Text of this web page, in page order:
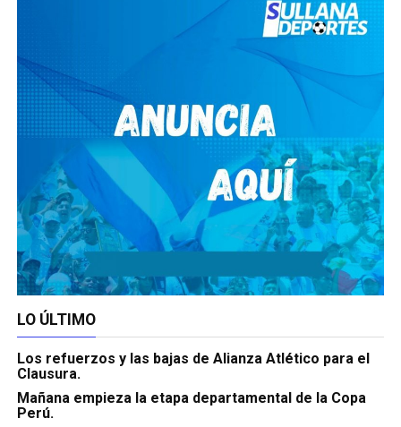
LO ÚLTIMO
Los refuerzos y las bajas de Alianza Atlético para el
Clausura.
Mañana empieza la etapa departamental de la Copa
Perú.